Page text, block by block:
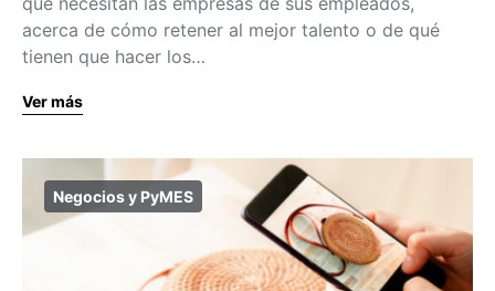
acerca de cómo retener al mejor talento o de qué
tienen que hacer los…
Ver más
Negocios y PyMES